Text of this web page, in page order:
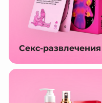
Секс-развлечения